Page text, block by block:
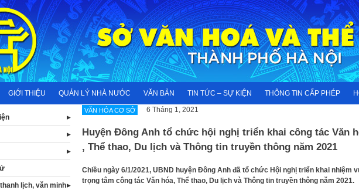
GIỚI THIỆU QUẢN LÝ NHÀ NƯỚC VĂN BẢN TIN TỨC – SỰ KIỆN THÔNG TIN CẤP PHÉP
VĂN HÓA CƠ SỞ 6 Tháng 1, 2021
Huyện Đông Anh tổ chức hội nghị triển khai công tác Văn
, Thể thao, Du lịch và Thông tin truyền thông năm 2021
Chiều ngày 6/1/2021, UBND huyện Đông Anh đã tổ chức Hội nghị triển khai nhiệm
trọng tâm công tác Văn hóa, Thể thao, Du lịch và Thông tin truyền thông năm 2021.
lịch, văn minh